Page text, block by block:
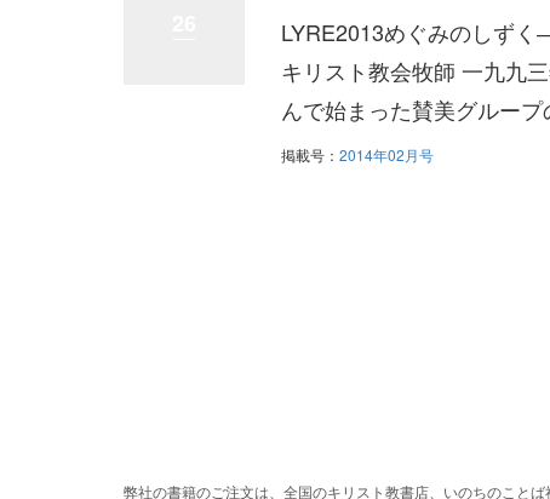
LYRE2013めぐみのしず
キリスト教会牧師 一九九
んで始まった賛美グルー
掲載号： 2014年02月号
弊社の書籍のご注文は、全国のキリスト教書店、いのちのことば